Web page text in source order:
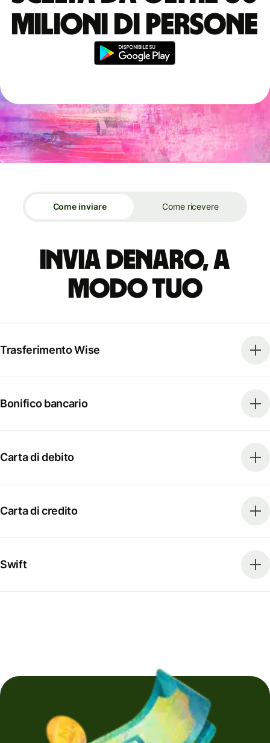
milioni di persone
Come inviare Come ricevere
Invia denaro, a
modo tuo
Trasferimento Wise
Bonifico bancario
Carta di debito
Carta di credito
Swift